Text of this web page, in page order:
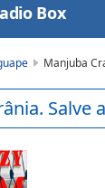
Box
Manjuba
Salve